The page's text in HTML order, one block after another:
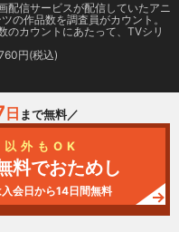
配信サービスが配信していたアニ
の作品数を調査員がカウント。
のカウントにあたって、TVシリ
円(税込)
日 まで無料／
以外もOK
料でおためし
会日から14日間無料